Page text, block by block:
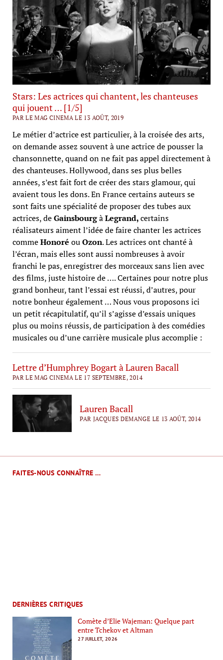
FAITES-NOUS CONNAÎTRE …
DERNIÈRES CRITIQUES
Comète d’Elie Wajeman: Quelque part
entre Tchekov et Altman
27 JUILLET, 2026
Stars: Les actrices qui chantent, les chanteuses
qui jouent … [1/5]
PAR LE MAG CINEMA LE 13 AOÛT, 2019
Le métier d’actrice est particulier, à la croisée des arts,
on demande assez souvent à une actrice de pousser la
chansonnette, quand on ne fait pas appel directement à
des chanteuses. Hollywood, dans ses plus belles
années, s’est fait fort de créer des stars glamour, qui
avaient tous les dons. En France certains auteurs se
sont faits une spécialité de proposer des tubes aux
actrices, deGainsbourgàLegrand,certains
réalisateurs aiment l’idéede faire chanter les actrices
commeHonoré ouOzon. Les actrices ont chanté à
l’écran, mais elles sont aussi nombreuses à avoir
franchi le pas, enregistrer des morceaux sans lien avec
des films, juste histoire de …. Certaines pour notre plus
grand bonheur, tant l’essai est réussi, d’autres, pour
notre bonheur également … Nous vous proposons ici
un petit récapitulatif, qu’il s’agisse d’essais uniques
plus ou moins réussis, de participation à des comédies
musicales ou d’une carrière musicale plus accomplie :
Lettre d’Humphrey Bogart à Lauren Bacall
PAR LE MAG CINEMA LE 17 SEPTEMBRE, 2014
Lauren Bacall
PAR JACQUES DEMANGE LE 13 AOÛT, 2014